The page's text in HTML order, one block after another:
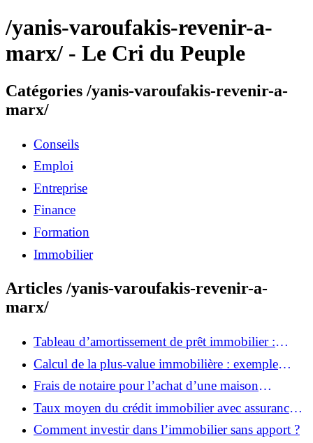
/yanis-varoufakis-revenir-a-
marx/ - Le Cri du Peuple
Catégories /yanis-varoufakis-revenir-a-
marx/
Conseils
Emploi
Entreprise
Finance
Formation
Immobilier
Articles /yanis-varoufakis-revenir-a-
marx/
Tableau d’amortissement de prêt immobilier :
comment trouver le meilleur taux ?
Calcul de la plus-value immobilière : exemple
simple et détaillé
Frais de notaire pour l’achat d’une maison
ancienne : comment les calculer ?
Taux moyen du crédit immobilier avec assurance :
à quoi s’attendre ?
Comment investir dans l’immobilier sans apport ?